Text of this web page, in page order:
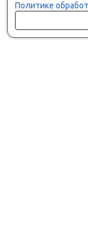
Политике